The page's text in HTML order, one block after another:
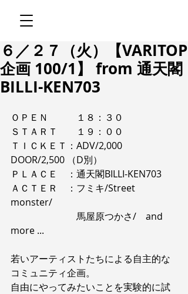
６／２７（火）【VARITOP
企画 100/1】 from 通天閣
BILLI-KEN703
ＯＰＥＮ　　　１８：３０
ＳＴＡＲＴ　　１９：００
ＴＩＣＫＥＴ：ADV/2,000
DOOR/2,500 （D別）
ＰＬＡＣＥ　：通天閣BILLI-KEN703
ＡＣＴＥＲ　：フミキ/Street
monster/
馬屋原つかさ/　and
more ...
若いアーティストたちによる自主的な
コミュニティ企画。
自由にやってみたいことを実験的に試